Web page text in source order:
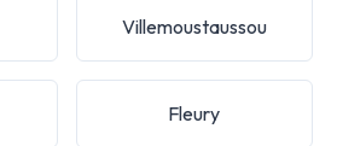
Villemoustaussou
Fleury